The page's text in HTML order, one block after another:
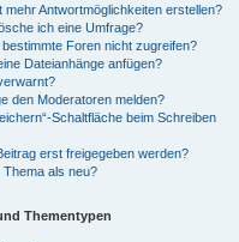
mehr Antwortmöglichkeiten erstellen?
ich eine Umfrage?
Foren nicht zugreifen?
Dateianhänge anfügen?
den Moderatoren melden?
Schaltfläche beim Schreiben
erst freigegeben werden?
als neu?
Thementypen